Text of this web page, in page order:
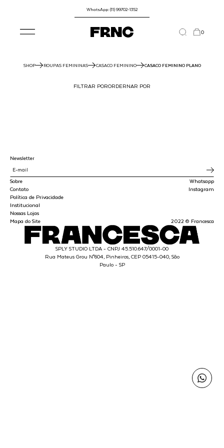
WhatsApp: (11) 99702-1352
0
SHOP ROUPAS FEMININAS CASACO FEMININO CASACO FEMININO PLANO
FILTRAR PORORDERNAR POR
Sobre
Contato
Política de Privacidade
Institucional
Nossas Lojas
Mapa do Site
Whatsapp
Instagram
2022 © Francesca
Newsletter
SPLY STUDIO LTDA - CNPJ 45.510.647/0001-00
Rua Mateus Grou N°604, Pinheiros, CEP 05415-040, São
Paulo - SP